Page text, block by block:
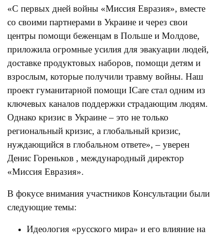
«С первых дней войны «Миссия Евразия», вместе
со своими партнерами в Украине и через свои
центры помощи беженцам в Польше и Молдове,
приложила огромные усилия для эвакуации людей,
доставке продуктовых наборов, помощи детям и
взрослым, которые получили травму войны. Наш
проект гуманитарной помощи ICare стал одним из
ключевых каналов поддержки страдающим людям.
Однако кризис в Украине – это не только
региональный кризис, а глобальный кризис,
нуждающийся в глобальном ответе», – уверен
Денис Гореньков , международный директор
«Миссия Евразия».
В фокусе внимания участников Консультации были
следующие темы:
Идеология «русского мира» и его влияние на